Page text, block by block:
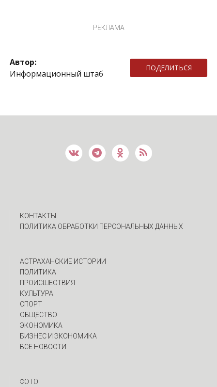
РЕКЛАМА
Автор:
Информационный штаб
ПОДЕЛИТЬСЯ
КОНТАКТЫ
ПОЛИТИКА ОБРАБОТКИ ПЕРСОНАЛЬНЫХ ДАННЫХ
АСТРАХАНСКИЕ ИСТОРИИ
ПОЛИТИКА
ПРОИСШЕСТВИЯ
КУЛЬТУРА
СПОРТ
ОБЩЕСТВО
ЭКОНОМИКА
БИЗНЕС И ЭКОНОМИКА
ВСЕ НОВОСТИ
ФОТО